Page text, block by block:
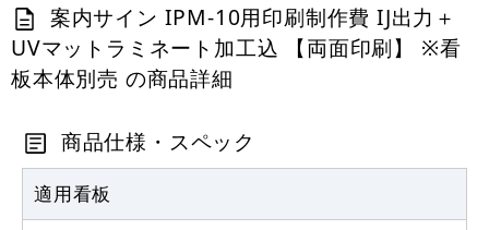
案内サイン IPM-10用印刷制作費 IJ出力＋
UVマットラミネート加工込 【両面印刷】 ※看
板本体別売 の商品詳細
商品仕様・スペック
適用看板